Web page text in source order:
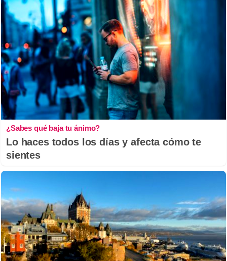
¿Sabes qué baja tu ánimo?
Lo haces todos los días y afecta cómo te
sientes